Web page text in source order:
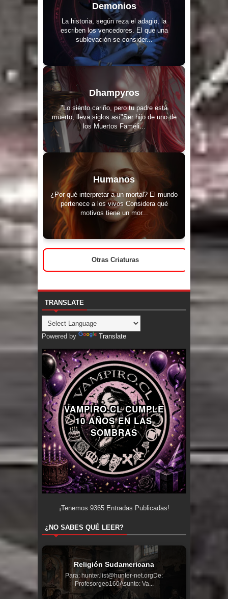
Demonios
La historia, según reza el adagio, la
escriben los vencedores. El que una
sublevación se consider...
Dhampyros
"Lo siento cariño, pero tu padre está
muerto, lleva siglos así"Ser hijo de uno de
los Muertos Faméli...
Humanos
¿Por qué interpretar a un mortal? El mundo
pertenece a los vivos Considera qué
motivos tiene un mor...
Otras Criaturas
TRANSLATE
Powered by Translate
VAMPIRO.CL CUMPLE
10 AÑOS EN LAS
SOMBRAS
¡Tenemos 9365Entradas Publicadas!
¿NO SABES QUÉ LEER?
Religión Sudamericana
Para: hunter.list@hunter-net.orgDe:
Profesorgeo160Asunto: Va...